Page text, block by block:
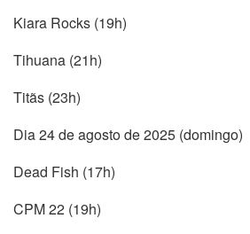
Kiara Rocks (19h)
Tihuana (21h)
Titãs (23h)
Dia 24 de agosto de 2025 (domingo)
Dead Fish (17h)
CPM 22 (19h)